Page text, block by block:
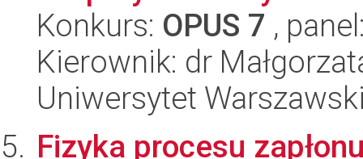
Konkurs: OPUS 7 ,
Kierownik: dr
Uniwersytet
Fizyka procesu